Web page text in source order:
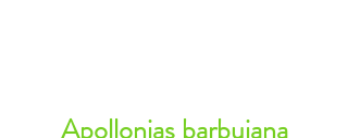
Apollonias barbujana